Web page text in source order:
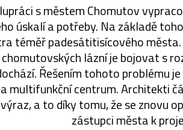
s městem Chomutov
úskalí a potřeby. Na základě
téměř padesátitisícového
lázní je bojovat s
Řešením tohoto problému
multifunkční centrum. Architekti
a to díky tomu, že se znovu
zástupci města k